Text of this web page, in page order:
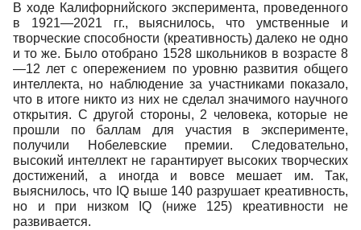
В ходе Калифорнийского эксперимента, проведенного
в 1921—2021 гг., выяснилось, что умственные и
творческие способности (креативность) далеко не одно
и то же. Было отобрано 1528 школьников в возрасте 8
—12 лет с опережением по уровню развития общего
интеллекта, но наблюдение за участниками показало,
что в итоге никто из них не сделал значимого научного
открытия. С другой стороны, 2 человека, которые не
прошли по баллам для участия в эксперименте,
получили Нобелевские премии. Следовательно,
высокий интеллект не гарантирует высоких творческих
достижений, а иногда и вовсе мешает им. Так,
выяснилось, что IQ выше 140 разрушает креативность,
но и при низком IQ (ниже 125) креативности не
развивается.